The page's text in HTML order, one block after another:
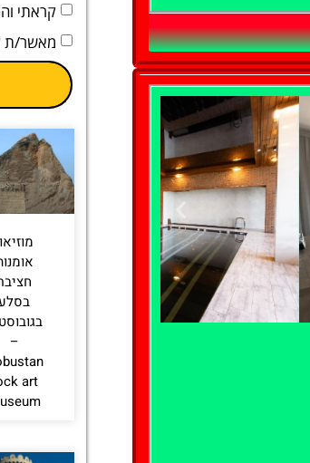
לחצו
להזמנת
קראתי
מאשר/ת
–
art